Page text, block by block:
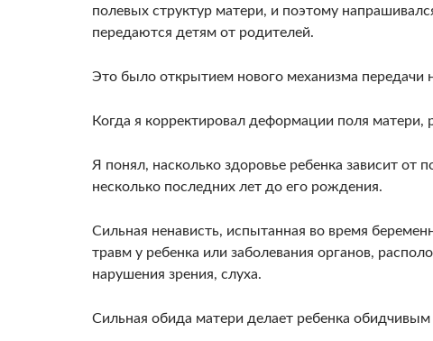
полевых структур матери, и поэтому
передаются детям от родителей.
Это было открытием нового механизма переда­чи
Когда я коррек­тировал деформации поля матери,
Я понял, насколько здоровье ребенка зависит от
несколько последних лет до его рождения.
Силь­ная ненависть, испытанная во время
травм у ре­бенка или заболевания органов,
нарушения зрения, слуха.
Сильная обида матери делает ребенка обидчивым